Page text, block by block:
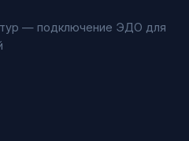
— подключение ЭДО для